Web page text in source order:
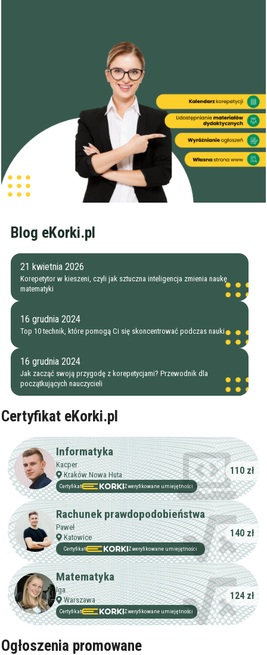
Blog eKorki.pl
21 kwietnia 2026
Korepetytor w kieszeni, czyli jak sztuczna inteligencja zmienia naukę
matematyki
16 grudnia 2024
Top 10 technik, które pomogą Ci się skoncentrować podczas nauki
16 grudnia 2024
Jak zacząć swoją przygodę z korepetycjami? Przewodnik dla
początkujących nauczycieli
Certyfikat eKorki.pl
Informatyka
Kacper
Kraków Nowa Huta
Certyfikat Zweryfikowane umiejętności
110 zł
Rachunek prawdopodobieństwa
Paweł
Katowice
Certyfikat Zweryfikowane umiejętności
140 zł
Matematyka
Iga
Warszawa
Certyfikat Zweryfikowane umiejętności
124 zł
Ogłoszenia promowane